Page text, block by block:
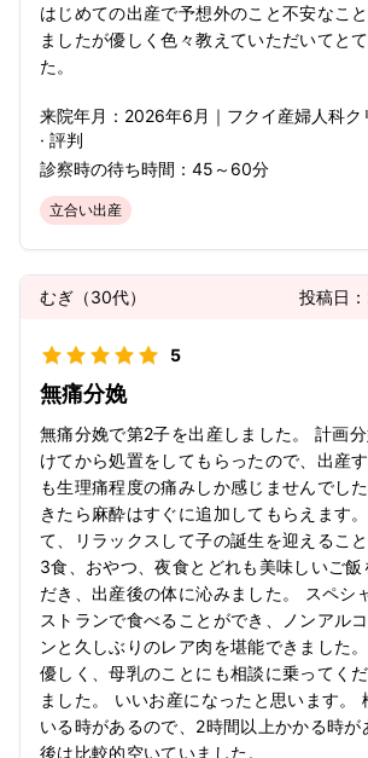
はじめての出産で予想外のこと不安なこ
ましたが優しく色々教えていただいてと
た。
来院年月： 2026年6月 ｜ フクイ産婦人科ク
· 評判
診察時の待ち時間： 45～60分
立合い出産
むぎ （30代） 投稿日：
5
無痛分娩
無痛分娩で第2子を出産しました。 計画
けてから処置をしてもらったので、出産
も生理痛程度の痛みしか感じませんでし
きたら麻酔はすぐに追加してもらえます
て、リラックスして子の誕生を迎えること
3食、おやつ、夜食とどれも美味しいご飯
だき、出産後の体に沁みました。 スペシ
ストランで食べることができ、ノンアル
ンと久しぶりのレア肉を堪能できました
優しく、母乳のことにも相談に乗ってく
ました。 いいお産になったと思います。
いる時があるので、2時間以上かかる時が
後は比較的空いていました。